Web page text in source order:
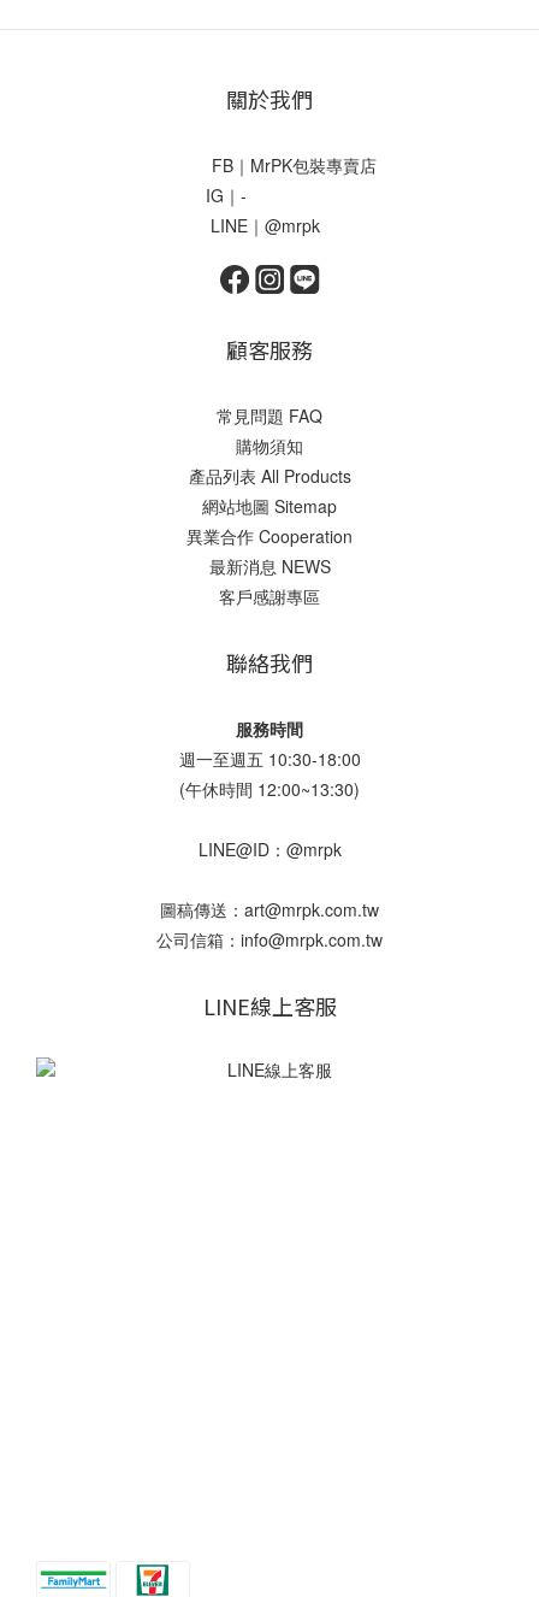
關於我們
FB｜MrPK包裝專賣店
IG｜-
LINE｜@mrpk
顧客服務
常見問題 FAQ
購物須知
產品列表 All Products
網站地圖 Sitemap
異業合作 Cooperation
最新消息 NEWS
客戶感謝專區
聯絡我們
服務時間
週一至週五 10:30-18:00
(午休時間 12:00~13:30)
LINE@ID：@mrpk
圖稿傳送：art@mrpk.com.tw
公司信箱：info@mrpk.com.tw
LINE線上客服